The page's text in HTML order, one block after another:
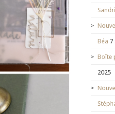
Béa 7
Boîte
2025